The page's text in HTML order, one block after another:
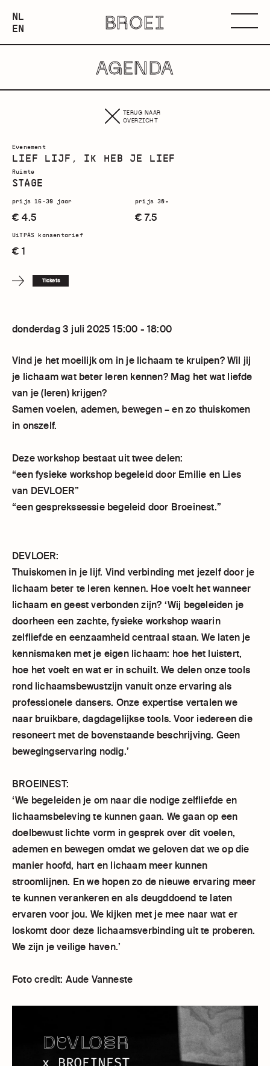
NEDERLANDS
NL
ENGLISH
EN BROEI
AGENDA
TERUG NAAR
OVERZICHT
Evenement
LIEF LIJF, IK HEB JE LIEF
Ruimte
STAGE
prijs 16-30 jaar
€ 4.5
prijs 30+
€ 7.5
UiTPAS kansentarief
€ 1
Tickets
donderdag 3 juli 2025 15:00 - 18:00
Vind je het moeilijk om in je lichaam te kruipen? Wil jij
je lichaam wat beter leren kennen? Mag het wat liefde
van je (leren) krijgen?
Samen voelen, ademen, bewegen – en zo thuiskomen
in onszelf.
Deze workshop bestaat uit twee delen:
“een fysieke workshop begeleid door Emilie en Lies
van DEVLOER”
“een gesprekssessie begeleid door Broeinest.”
DEVLOER:
Thuiskomen in je lijf. Vind verbinding met jezelf door je
lichaam beter te leren kennen. Hoe voelt het wanneer
lichaam en geest verbonden zijn? ‘Wij begeleiden je
doorheen een zachte, fysieke workshop waarin
zelfliefde en eenzaamheid centraal staan. We laten je
kennismaken met je eigen lichaam: hoe het luistert,
hoe het voelt en wat er in schuilt. We delen onze tools
rond lichaamsbewustzijn vanuit onze ervaring als
professionele dansers. Onze expertise vertalen we
naar bruikbare, dagdagelijkse tools. Voor iedereen die
resoneert met de bovenstaande beschrijving. Geen
bewegingservaring nodig.’
BROEINEST:
‘We begeleiden je om naar die nodige zelfliefde en
lichaamsbeleving te kunnen gaan. We gaan op een
doelbewust lichte vorm in gesprek over dit voelen,
ademen en bewegen omdat we geloven dat we op die
manier hoofd, hart en lichaam meer kunnen
stroomlijnen. En we hopen zo de nieuwe ervaring meer
te kunnen verankeren en als deugddoend te laten
ervaren voor jou. We kijken met je mee naar wat er
loskomt door deze lichaamsverbinding uit te proberen.
We zijn je veilige haven.’
Foto credit: Aude Vanneste